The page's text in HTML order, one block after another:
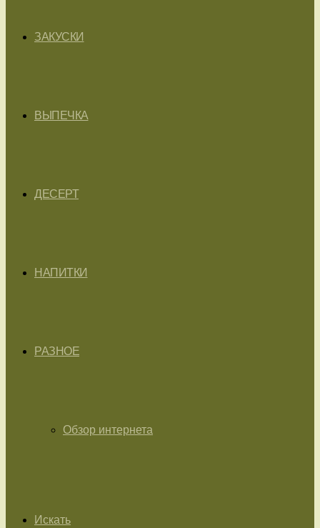
ЗАКУСКИ
ВЫПЕЧКА
ДЕСЕРТ
НАПИТКИ
РАЗНОЕ
Обзор интернета
Искать